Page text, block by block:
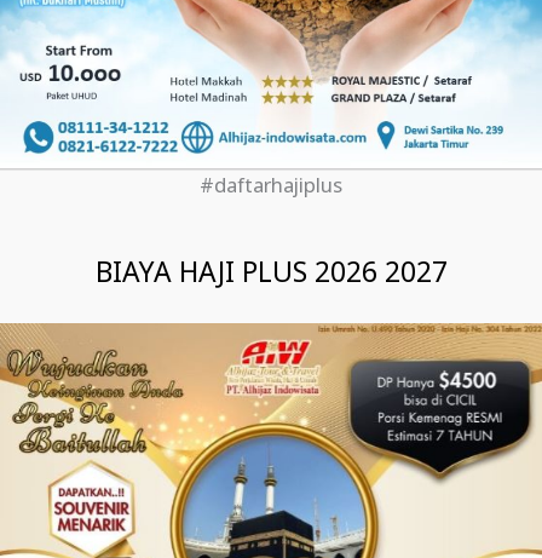
#daftarhajiplus
BIAYA HAJI PLUS 2026 2027